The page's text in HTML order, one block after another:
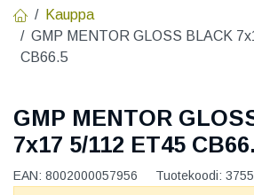
Kauppa
GMP MENTOR GLOSS BLACK
CB66.5
GMP MENTOR
7x17 5/112 ET45
EAN: 8002000057956 Tuotekoodi: